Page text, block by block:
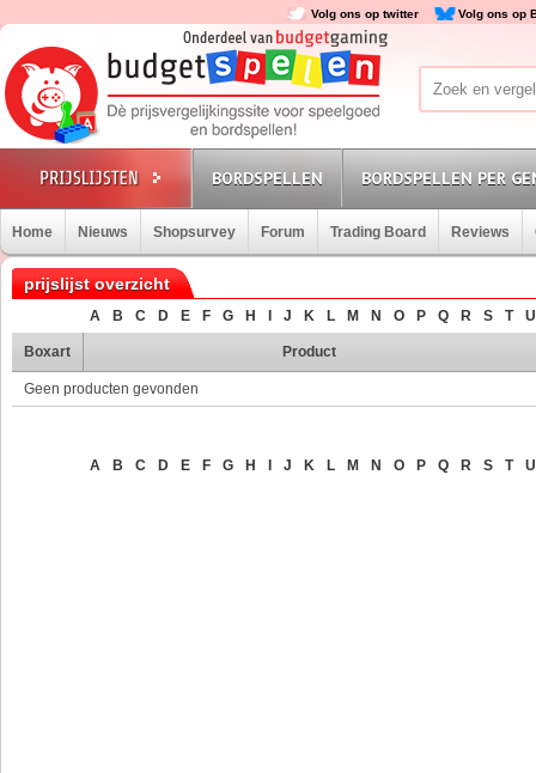
Volg ons op twitter Volg ons op
BORDSPELLEN BORDSPELLEN PER
Home Nieuws Shopsurvey Forum Trading Board Reviews
prijslijst overzicht
A B C D E F G H J K L M N O P Q R S T U
Boxart Product
Geen producten gevonden
A B C D E F G H J K L M N O P Q R S T U